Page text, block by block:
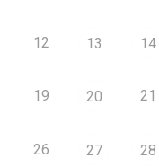
12 13 14
19 20 21
26 27 28